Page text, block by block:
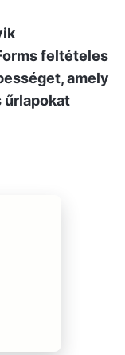
feltételes
amely
űrlapokat